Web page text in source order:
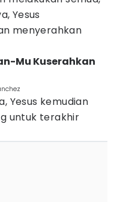
Yesus
menyerahkan
Mu Kuserahkan
Yesus kemudian
untuk terakhir